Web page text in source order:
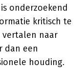
onderzoekend
kritisch te
vertalen naar
dan een
houding.